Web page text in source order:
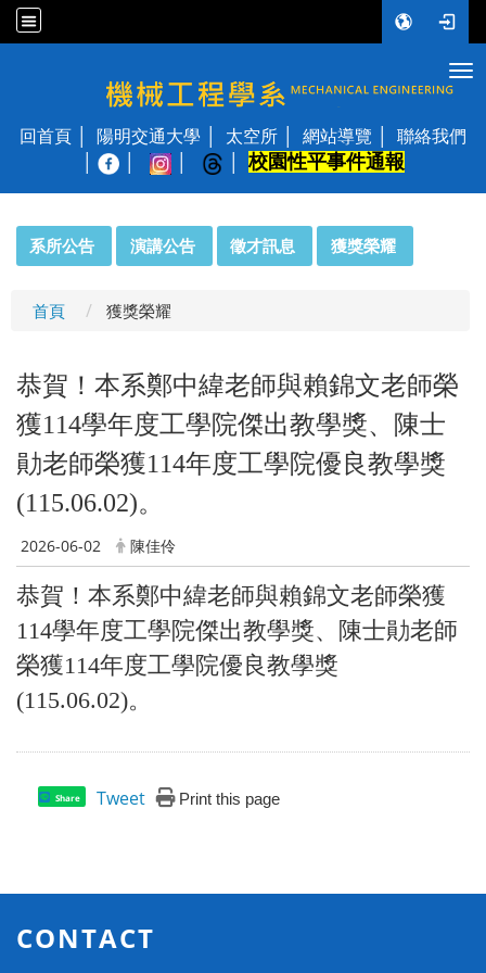
國立陽明交通大學 機械工程學系
回首頁 陽明交通大學 太空所 網站導覽
聯絡我們
校園性平事件通報
系所公告 演講公告 徵才訊息 獲獎榮耀
首頁 獲獎榮耀
恭賀！本系鄭中緯老師與賴錦文老師榮
獲114學年度工學院傑出教學獎、陳士
勛老師榮獲114年度工學院優良教學獎
(115.06.02)。
2026-06-02 陳佳伶
恭賀！本系鄭中緯老師與賴錦文老師榮獲
114學年度工學院傑出教學獎、陳士勛老師
榮獲114年度工學院優良教學獎
(115.06.02)。
Share Tweet Print this page
CONTACT